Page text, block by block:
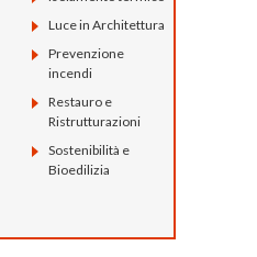
Luce in Architettura
Prevenzione
incendi
Restauro e
Ristrutturazioni
Sostenibilità e
Bioedilizia